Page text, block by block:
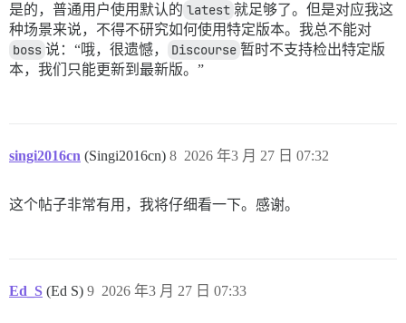
是的，普通用户使用默认的 latest 就足够了。但是对应我这
种场景来说，不得不研究如何使用特定版本。我总不能对
boss 说：“哦，很遗憾， Discourse 暂时不支持检出特定版
本，我们只能更新到最新版。”
singi2016cn (Singi2016cn) 2026 年3 月 27 日 07:32
8
这个帖子非常有用，我将仔细看一下。感谢。
Ed_S (Ed S) 2026 年3 月 27 日 07:33
9